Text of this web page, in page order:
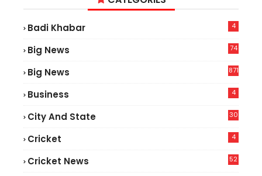
Badi Khabar 4
Big News
74
Big News 871
Business 4
City And State 30
Cricket 4
Cricket News
52